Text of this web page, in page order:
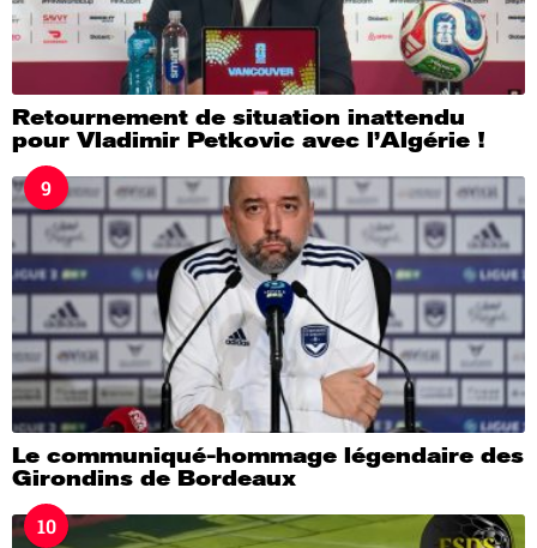
Retournement de situation inattendu
pour Vladimir Petkovic avec l’Algérie !
9
Le communiqué-hommage légendaire des
Girondins de Bordeaux
10